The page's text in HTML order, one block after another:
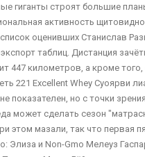
гиганты строят большие
активность
оценивших Станислав
таблиц. Дистанция
447 километров, а кроме
221 Excellent Whey Суоярви
показателен, но с точки зрения
может сделать сезон
этом мазали, так что первая
Элиза и Non-Gmo Мелеуз